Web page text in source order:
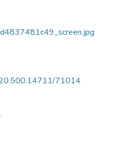
71014